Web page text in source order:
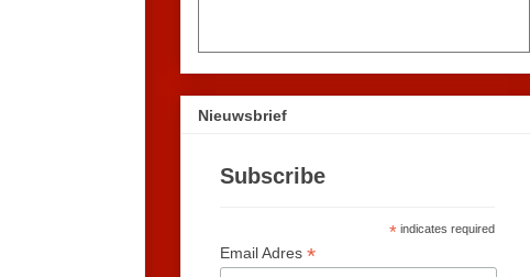
Nieuwsbrief
Subscribe
*indicates required
Email Adres *